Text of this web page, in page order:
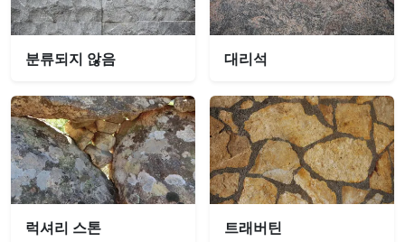
분류되지 않음 대리석
럭셔리 스톤 트래버틴